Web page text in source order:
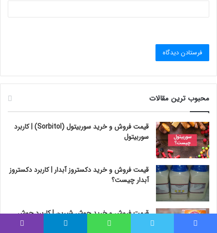
محبوب ترین مقالات
قیمت فروش و خرید سوربیتول (Sorbitol) | کاربرد
سوربیتول
قیمت فروش و خرید دکستروز آبدار | کاربرد دکستروز
آبدار چیست؟
قیمت فروش و خرید جوش شیرین | کاربرد جوش
شیرین چیست؟